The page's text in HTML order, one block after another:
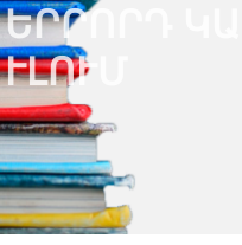
ԵՐՐՈՐԴ
ՒԼՈՒՄ